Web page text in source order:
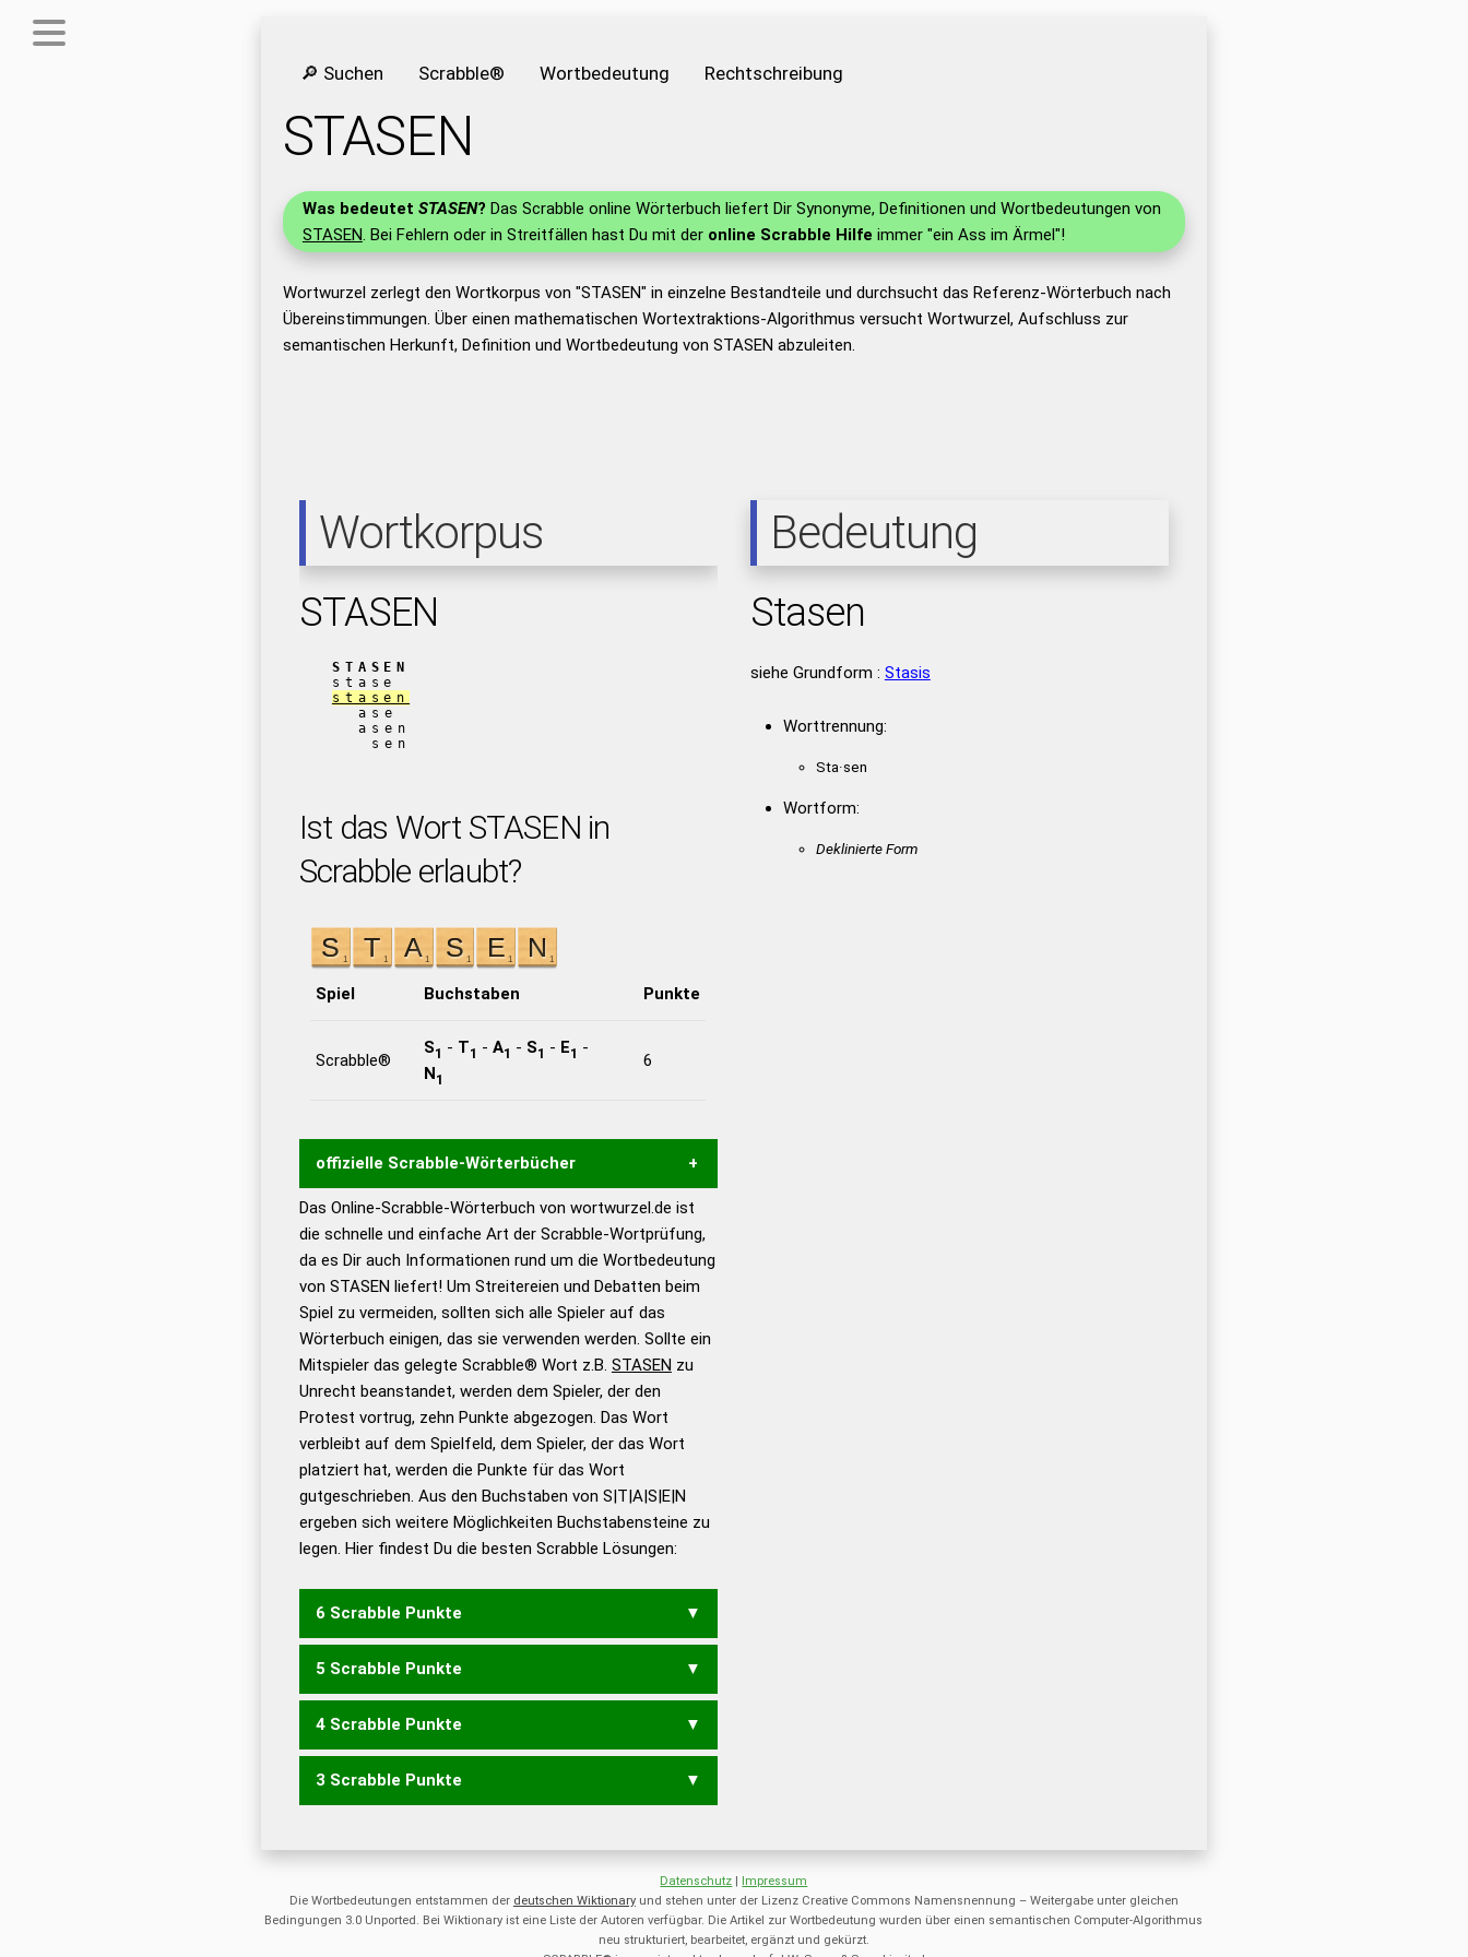
🔎 Suchen Scrabble® Wortbedeutung Rechtschreibung
STASEN
Was bedeutet STASEN? Das Scrabble online Wörterbuch liefert Dir Synonyme, Definitionen und Wortbedeutungen von
STASEN. Bei Fehlern oder in Streitfällen hast Du mit der online Scrabble Hilfe immer "ein Ass im Ärmel"!
Wortwurzel zerlegt den Wortkorpus von "STASEN" in einzelne Bestandteile und durchsucht das Referenz-Wörterbuch nach
Übereinstimmungen. Über einen mathematischen Wortextraktions-Algorithmus versucht Wortwurzel, Aufschluss zur
semantischen Herkunft, Definition und Wortbedeutung von STASEN abzuleiten.
Wortkorpus
STASEN
STASEN
stase
stasen
ase
asen
sen
Ist das Wort STASEN in
Scrabble erlaubt?
Spiel Buchstaben Punkte
Scrabble®
S1 - T1 - A1 - S1 - E1 -
N1
6
offizielle Scrabble-Wörterbücher
Wortwurzel liefert mit Hilfe eines semantischen
Wortanalyse-Algorithmus gute Anhaltspunkte zu
Wortbedeutung, Worttrennung und Wortform, um die
Gültigkeit eines Wortes für das Scrabble-Spiel zu
bestimmen! zugelassene Turnier Scrabble-
Wörterbücher sind:
Duden – Standardwerk in 12
Bänden
Duden – Richtiges und gutes
Deutsch
Duden – Die deutsche Grammatik
Duden – Deutsches
Universalwörterbuch
Das Online-Scrabble-Wörterbuch von wortwurzel.de ist
die schnelle und einfache Art der Scrabble-Wortprüfung,
da es Dir auch Informationen rund um die Wortbedeutung
von STASEN liefert! Um Streitereien und Debatten beim
Spiel zu vermeiden, sollten sich alle Spieler auf das
Wörterbuch einigen, das sie verwenden werden. Sollte ein
Mitspieler das gelegte Scrabble® Wort z.B. STASEN zu
Unrecht beanstandet, werden dem Spieler, der den
Protest vortrug, zehn Punkte abgezogen. Das Wort
verbleibt auf dem Spielfeld, dem Spieler, der das Wort
platziert hat, werden die Punkte für das Wort
gutgeschrieben. Aus den Buchstaben von S|T|A|S|E|N
ergeben sich weitere Möglichkeiten Buchstabensteine zu
legen. Hier findest Du die besten Scrabble Lösungen:
6 Scrabble Punkte
ANESST SENATS TASSEN
5 Scrabble Punkte
ASSEN ASSET ASTEN
SENAT
SENST TANSE TASSE
4 Scrabble Punkte
ANSE ANTE ASSE ASTE
NASS NEST NETS SENS SETS TASS
3 Scrabble Punkte
Bedeutung
Stasen
siehe Grundform : Stasis
Worttrennung:
Sta·sen
Wortform:
Deklinierte Form
Datenschutz | Impressum
Die Wortbedeutungen entstammen der deutschen Wiktionaryund stehen unter der Lizenz Creative Commons Namensnennung – Weitergabe unter gleichen
Bedingungen 3.0 Unported. Bei Wiktionary ist eine Liste der Autoren verfügbar. Die Artikel zur Wortbedeutung wurden über einen semantischen Computer-Algorithmus
neu strukturiert, bearbeitet, ergänzt und gekürzt.